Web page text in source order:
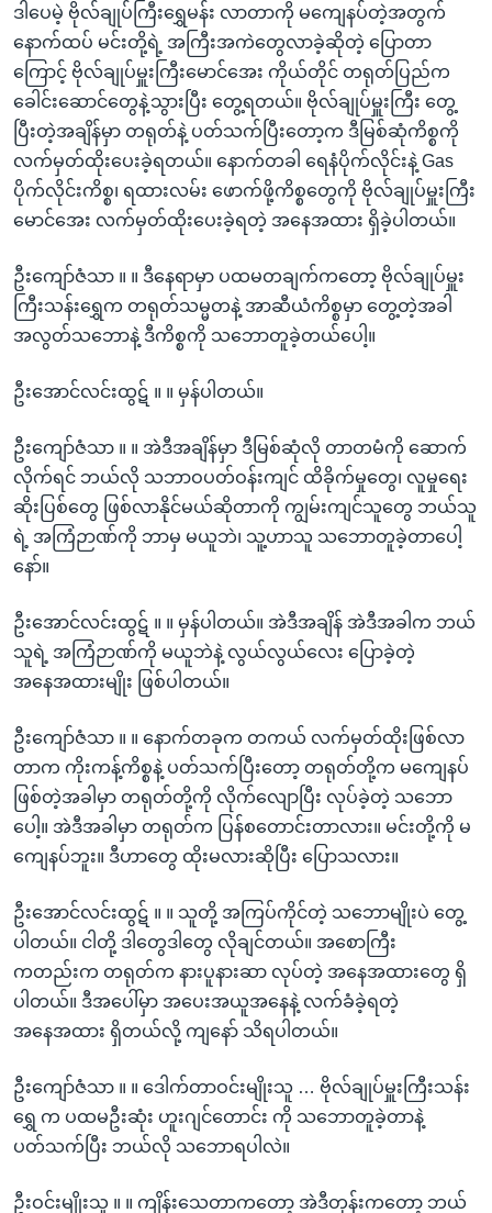
ဒါပေမဲ့ ဗိုလ်ချုပ်ကြီးရွှေမန်း လာတာကို မကျေနပ်တဲ့အတွက်
နောက်ထပ် မင်းတို့ရဲ့ အကြီးအကဲတွေလာခဲ့ဆိုတဲ့ ပြောတာ
ကြောင့် ဗိုလ်ချုပ်မှူးကြီးမောင်အေး ကိုယ်တိုင် တရုတ်ပြည်က
ခေါင်းဆောင်တွေနဲ့သွားပြီး တွေ့ရတယ်။ ဗိုလ်ချုပ်မှူးကြီး တွေ့
ပြီးတဲ့အချိန်မှာ တရုတ်နဲ့ ပတ်သက်ပြီးတော့က ဒီမြစ်ဆုံကိစ္စကို
လက်မှတ်ထိုးပေးခဲ့ရတယ်။ နောက်တခါ ရေနံပိုက်လိုင်းနဲ့ Gas
ပိုက်လိုင်းကိစ္စ၊ ရထားလမ်း ဖောက်ဖို့ကိစ္စတွေကို ဗိုလ်ချုပ်မှူးကြီး
မောင်အေး လက်မှတ်ထိုးပေးခဲ့ရတဲ့ အနေအထား ရှိခဲ့ပါတယ်။
ဦးကျော်ဇံသာ ။ ။ ဒီနေရာမှာ ပထမတချက်ကတော့ ဗိုလ်ချုပ်မှူး
ကြီးသန်းရွှေက တရုတ်သမ္မတနဲ့ အာဆီယံကိစ္စမှာ တွေ့တဲ့အခါ
အလွတ်သဘောနဲ့ ဒီကိစ္စကို သဘောတူခဲ့တယ်ပေါ့။
ဦးအောင်လင်းထွဋ် ။ ။ မှန်ပါတယ်။
ဦးကျော်ဇံသာ ။ ။ အဲဒီအချိန်မှာ ဒီမြစ်ဆုံလို တာတမံကို ဆောက်
လိုက်ရင် ဘယ်လို သဘာဝပတ်ဝန်းကျင် ထိခိုက်မှုတွေ၊ လူမှုရေး
ဆိုးပြစ်တွေ ဖြစ်လာနိုင်မယ်ဆိုတာကို ကျွမ်းကျင်သူတွေ ဘယ်သူ
ရဲ့ အကြံဉာဏ်ကို ဘာမှ မယူဘဲ၊ သူ့ဟာသူ သဘောတူခဲ့တာပေါ့
နော်။
ဦးအောင်လင်းထွဋ် ။ ။ မှန်ပါတယ်။ အဲဒီအချိန် အဲဒီအခါက ဘယ်
သူရဲ့ အကြံဉာဏ်ကို မယူဘဲနဲ့ လွယ်လွယ်လေး ပြောခဲ့တဲ့
အနေအထားမျိုး ဖြစ်ပါတယ်။
ဦးကျော်ဇံသာ ။ ။ နောက်တခုက တကယ် လက်မှတ်ထိုးဖြစ်လာ
တာက ကိုးကန့်ကိစ္စနဲ့ ပတ်သက်ပြီးတော့ တရုတ်တို့က မကျေနပ်
ဖြစ်တဲ့အခါမှာ တရုတ်တို့ကို လိုက်လျောပြီး လုပ်ခဲ့တဲ့ သဘော
ပေါ့။ အဲဒီအခါမှာ တရုတ်က ပြန်စတောင်းတာလား။ မင်းတို့ကို မ
ကျေနပ်ဘူး။ ဒီဟာတွေ ထိုးမလားဆိုပြီး ပြောသလား။
ဦးအောင်လင်းထွဋ် ။ ။ သူတို့ အကြပ်ကိုင်တဲ့ သဘောမျိုးပဲ တွေ့
ပါတယ်။ ငါတို့ ဒါတွေဒါတွေ လိုချင်တယ်။ အစောကြီး
ကတည်းက တရုတ်က နားပူနားဆာ လုပ်တဲ့ အနေအထားတွေ ရှိ
ပါတယ်။ ဒီအပေါ်မှာ အပေးအယူအနေနဲ့ လက်ခံခဲ့ရတဲ့
အနေအထား ရှိတယ်လို့ ကျနော် သိရပါတယ်။
ဦးကျော်ဇံသာ ။ ။ ဒေါက်တာဝင်းမျိုးသူ … ဗိုလ်ချုပ်မှူးကြီးသန်း
ရွှေ က ပထမဦးဆုံး ဟူးဂျင်တောင်း ကို သဘောတူခဲ့တာနဲ့
ပတ်သက်ပြီး ဘယ်လို သဘောရပါလဲ။
ဦးဝင်းမျိုးသူ ။ ။ ကျိန်းသေတာကတော့ အဲဒီတုန်းကတော့ ဘယ်